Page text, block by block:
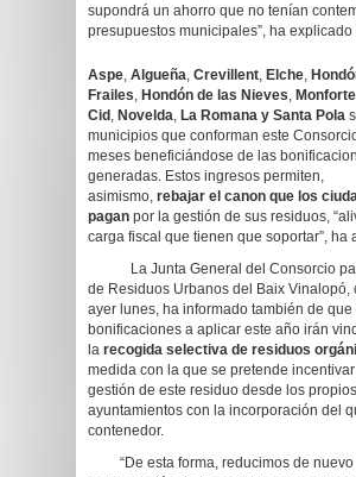
supondrá un ahorro que no tenían
presupuestos municipales”, ha
Aspe, Algueña, Crevillent, Elche,
Frailes, Hondón de las Nieves,
Cid , Novelda, La Romana y Santa Pola
municipios que conforman este
meses beneficiándose de las
generadas. Estos ingresos permiten,
asimismo, rebajar el canon que los
pagan por la gestión de sus residuos,
carga fiscal que tienen que soportar”, ha
La Junta General del Consorcio
de Residuos Urbanos del Baix Vinalopó,
ayer lunes, ha informado también de
bonificaciones a aplicar este año irán
la recogida selectiva de residuos
medida con la que se pretende
gestión de este residuo desde los propios
ayuntamientos con la incorporación del
contenedor.
“De esta forma, reducimos de nuevo